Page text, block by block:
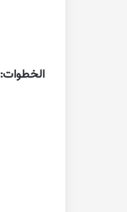
الخطوات: